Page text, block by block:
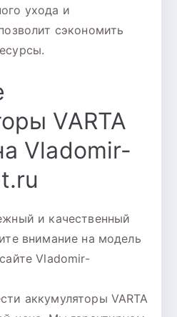
ухода и
сэкономить
VARTA
Vladomir-
и качественный
внимание на модель
Vladomir-
аккумуляторы VARTA